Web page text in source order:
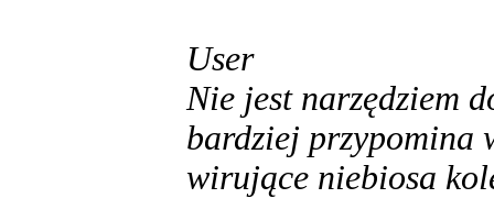
User
Nie jest narzędziem
bardziej przypomina
wirujące niebiosa